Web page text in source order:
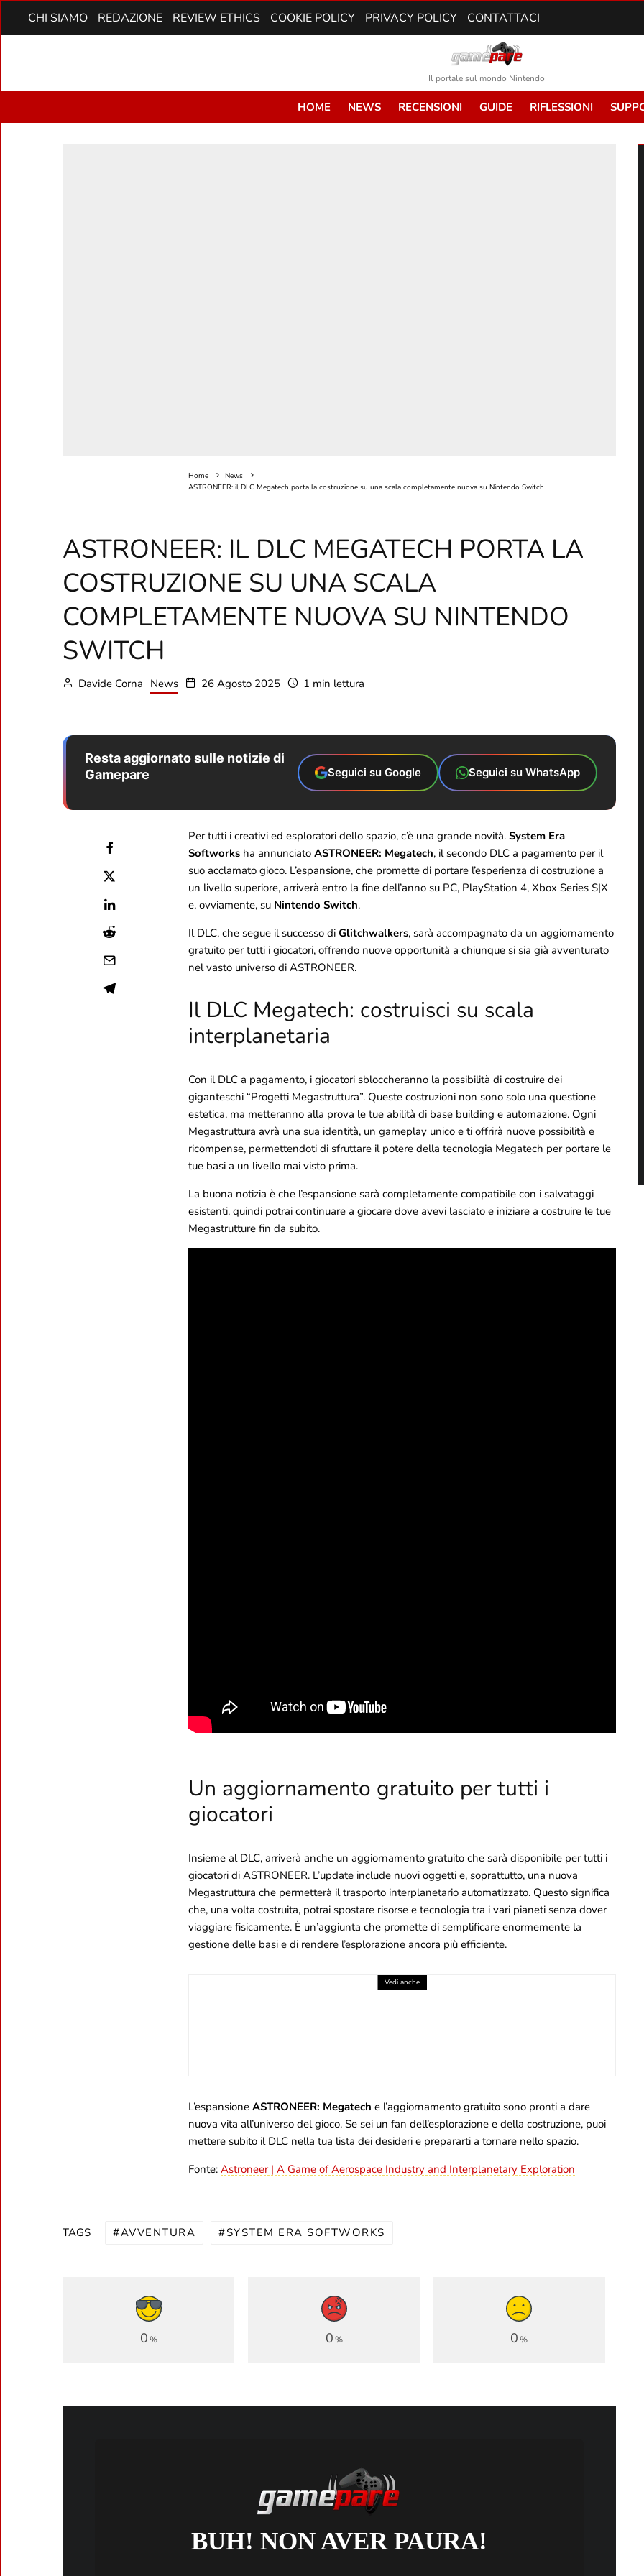
CHI SIAMO REDAZIONE REVIEW ETHICS COOKIE POLICY PRIVACY POLICY CONTATTACI
Il portale sul mondo Nintendo
HOME NEWS RECENSIONI GUIDE RIFLESSIONI
Home
News
ASTRONEER: il DLC Megatech porta la costruzione su una scala completamente nuova su Nintendo Switch
ASTRONEER: IL DLC MEGATECH PORTA LA
COSTRUZIONE SU UNA SCALA
COMPLETAMENTE NUOVA SU NINTENDO
SWITCH
Davide Corna News 26 Agosto 2025 1 min lettura
Resta aggiornato sulle notizie di
Gamepare
Seguici su Google Seguici su WhatsApp
Per tutti i creativi ed esploratori dello spazio, c’è una grande novità. System Era
Softworks ha annunciato ASTRONEER: Megatech, il secondo DLC a pagamento per il
suo acclamato gioco. L’espansione, che promette di portare l’esperienza di costruzione a
un livello superiore, arriverà entro la fine dell’anno su PC, PlayStation 4, Xbox Series S|X
e, ovviamente, su Nintendo Switch.
Il DLC, che segue il successo di Glitchwalkers, sarà accompagnato da un aggiornamento
gratuito per tutti i giocatori, offrendo nuove opportunità a chiunque si sia già avventurato
nel vasto universo di ASTRONEER.
Il DLC Megatech: costruisci su scala
interplanetaria
Con il DLC a pagamento, i giocatori sbloccheranno la possibilità di costruire dei
giganteschi “Progetti Megastruttura”. Queste costruzioni non sono solo una questione
estetica, ma metteranno alla prova le tue abilità di base building e automazione. Ogni
Megastruttura avrà una sua identità, un gameplay unico e ti offrirà nuove possibilità e
ricompense, permettendoti di sfruttare il potere della tecnologia Megatech per portare le
tue basi a un livello mai visto prima.
La buona notizia è che l’espansione sarà completamente compatibile con i salvataggi
esistenti, quindi potrai continuare a giocare dove avevi lasciato e iniziare a costruire le tue
Megastrutture fin da subito.
Un aggiornamento gratuito per tutti i
giocatori
Insieme al DLC, arriverà anche un aggiornamento gratuito che sarà disponibile per tutti i
giocatori di ASTRONEER. L’update include nuovi oggetti e, soprattutto, una nuova
Megastruttura che permetterà il trasporto interplanetario automatizzato. Questo significa
che, una volta costruita, potrai spostare risorse e tecnologia tra i vari pianeti senza dover
viaggiare fisicamente. È un’aggiunta che promette di semplificare enormemente la
gestione delle basi e di rendere l’esplorazione ancora più efficiente.
Vedi anche
L’espansione ASTRONEER: Megatech e l’aggiornamento gratuito sono pronti a dare
nuova vita all’universo del gioco. Se sei un fan dell’esplorazione e della costruzione, puoi
mettere subito il DLC nella tua lista dei desideri e prepararti a tornare nello spazio.
Fonte: Astroneer | A Game of Aerospace Industry and Interplanetary Exploration
TAGS AVVENTURA SYSTEM ERA SOFTWORKS
0% 0% 0 %
BUH! NON AVER PAURA!